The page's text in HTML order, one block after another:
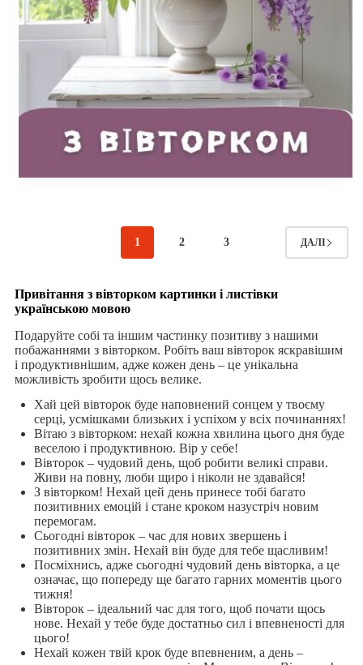
1 2 3 ДАЛІ
Привітання з вівторком картинки і листівки
українською мовою
Подаруйте собі та іншим частинку позитиву з нашими
побажаннями з вівторком. Робіть ваш вівторок яскравішим
і продуктивнішим, адже кожен день – це унікальна
можливість зробити щось велике.
Хай цей вівторок буде наповнений сонцем у твоєму
серці, усмішками близьких і успіхом у всіх починаннях!
Вітаю з вівторком: нехай кожна хвилина цього дня буде
веселою і продуктивною. Вір у себе!
Вівторок – чудовий день, щоб робити великі справи.
Живи на повну, люби щиро і ніколи не здавайся!
З вівторком! Нехай цей день принесе тобі багато
позитивних емоцій і стане кроком назустріч новим
перемогам.
Сьогодні вівторок – час для нових звершень і
позитивних змін. Нехай він буде для тебе щасливим!
Посміхнись, адже сьогодні чудовий день вівторка, а це
означає, що попереду ще багато гарних моментів цього
тижня!
Вівторок – ідеальний час для того, щоб почати щось
нове. Нехай у тебе буде достатньо сил і впевненості для
цього!
Нехай кожен твій крок буде впевненим, а день –